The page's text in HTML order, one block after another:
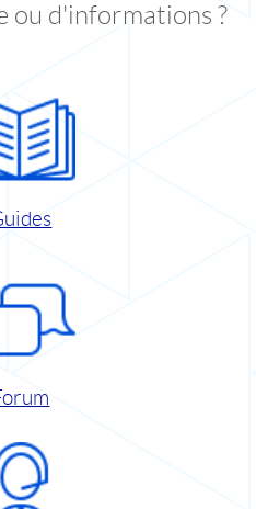
ou d'informations ?